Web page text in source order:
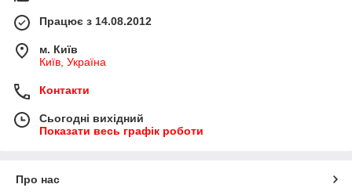
Працює з 14.08.2012
м. Київ
Київ, Україна
Контакти
Сьогодні вихідний
Показати весь графік роботи
Про нас